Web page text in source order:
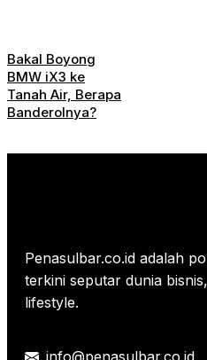
Bakal Boyong
BMW iX3 ke
Tanah Air, Berapa
Banderolnya?
Penasulbar.co.id adalah
terkini seputar dunia
lifestyle.